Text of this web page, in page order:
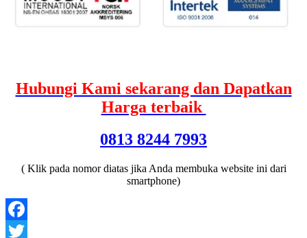
Hubungi Kami sekarang dan Dapatkan
Harga terbaik
0813 8244 7993
( Klik pada nomor diatas jika Anda membuka website ini dari
smartphone)
Facebook